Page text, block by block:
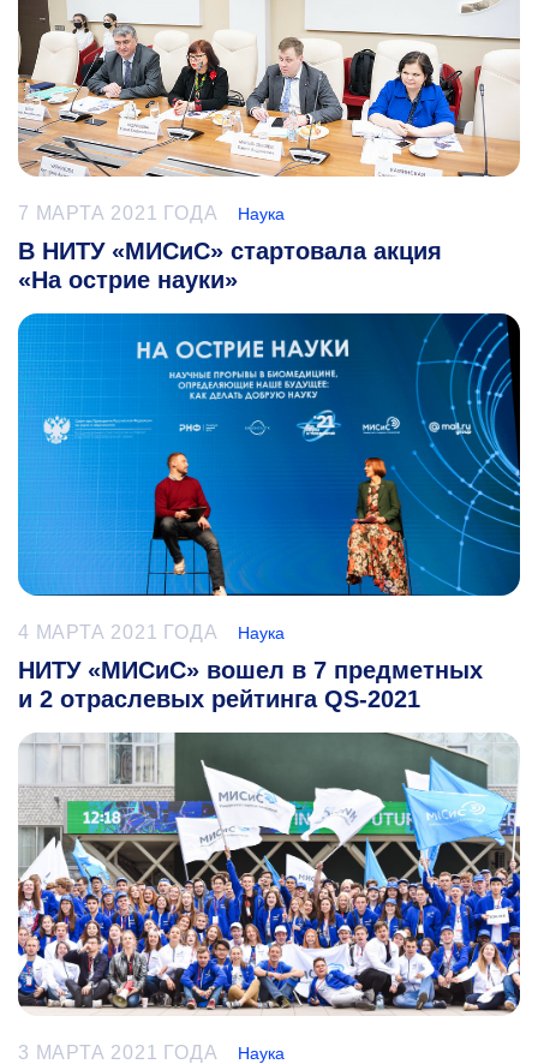
7 МАРТА 2021 ГОДА Наука
В НИТУ «МИСиС» стартовала акция
«На острие науки»
4 МАРТА 2021 ГОДА Наука
НИТУ «МИСиС» вошел в 7 предметных
и 2 отраслевых рейтинга QS-2021
3 МАРТА 2021 ГОДА Наука